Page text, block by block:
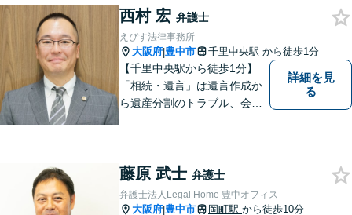
西村 宏 弁護士
えびす法律事務所
大阪府|豊中市 千里中央駅 から徒歩1分
【千里中央駅から徒歩1分】
「相続・遺言」は遺言作成か
ら遺産分割のトラブル、会社
【初回相談30分無料】
詳細を見
る
藤原 武士 弁護士
弁護士法人Legal Home 豊中オフィス
大阪府|豊中市 岡町駅 から徒歩10分